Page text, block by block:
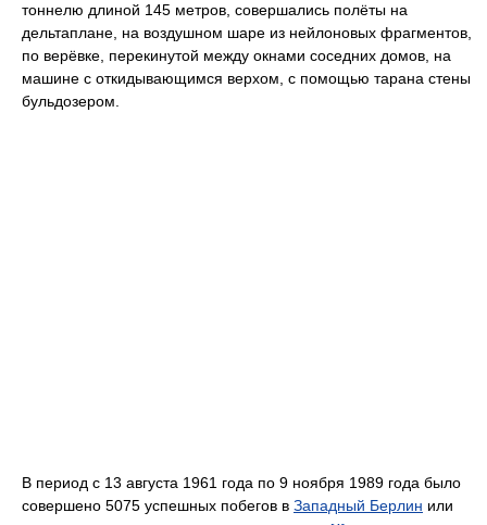
тоннелю длиной 145 метров, совершались полёты на
дельтаплане, на воздушном шаре из нейлоновых фрагментов,
по верёвке, перекинутой между окнами соседних домов, на
машине с откидывающимся верхом, с помощью тарана стены
бульдозером.
В период с 13 августа 1961 года по 9 ноября 1989 года было
совершено 5075 успешных побегов в Западный Берлин или